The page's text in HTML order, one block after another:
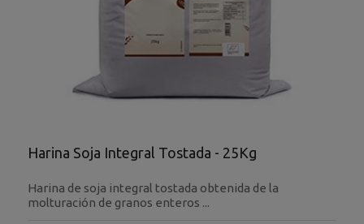
Harina Soja Integral Tostada - 25Kg
Harina de soja integral tostada obtenida de la
molturación de granos enteros ...